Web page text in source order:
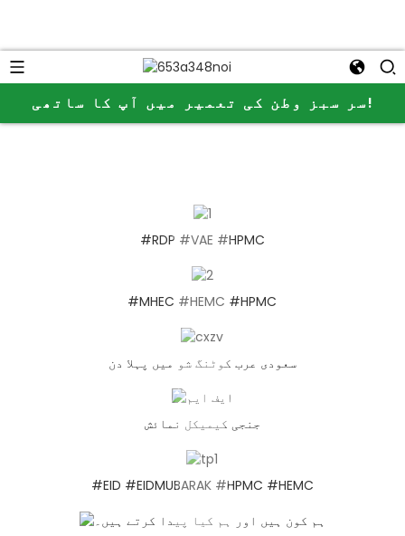
سر سبز وطن کی تعمیر میں آپ کا ساتھی!
#RDP #VAE #HPMC
#MHEC #HEMC #HPMC
سعودی عرب کوٹنگ شو میں پہلا دن
جنجی کیمیکل نمائش
#EID #EIDMUBARAK #HPMC #HEMC